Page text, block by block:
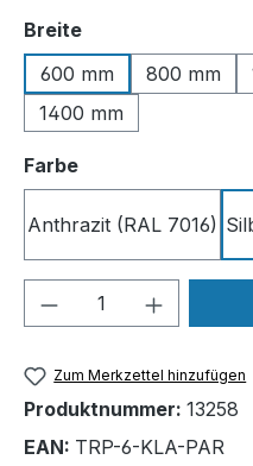
Breiteauswählen
600 mm
800 mm
1400 mm
Farbeauswählen
Anthrazit (RAL 7016)
Produkt Anzahl:
Zum Merkzettel hinzufügen
Produktnummer: 13258
EAN: TRP-6-KLA-PAR